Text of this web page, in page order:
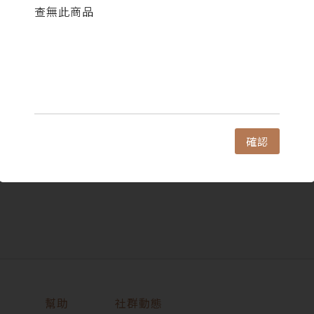
查無此商品
確認
幫助 社群動態